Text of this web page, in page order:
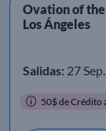
Ovation of the
Los Ángeles
Salidas: 27
50$ de Crédito